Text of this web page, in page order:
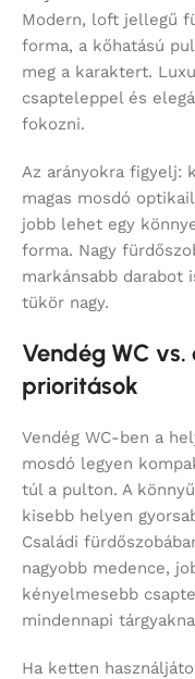
Modern, loft jellegű
forma, a kőhatású
meg a karaktert.
csapteleppel és
fokozni.
Az arányokra figyelj:
magas mosdó
jobb lehet egy
forma. Nagy
markánsabb darabot
tükör nagy.
Vendég WC
prioritások
Vendég WC-ben a
mosdó legyen
túl a pulton. A
kisebb helyen
Családi
nagyobb medence,
kényelmesebb
mindennapi
Ha ketten